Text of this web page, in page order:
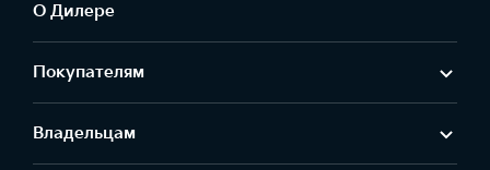
О Дилере
Покупателям
Владельцам